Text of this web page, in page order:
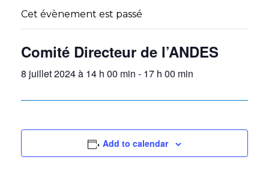
Cet évènement est passé
Comité Directeur de l’ANDES
8 juillet 2024 à 14 h 00 min - 17 h 00 min
Add to calendar